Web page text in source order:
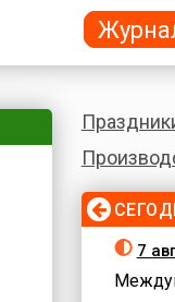
7